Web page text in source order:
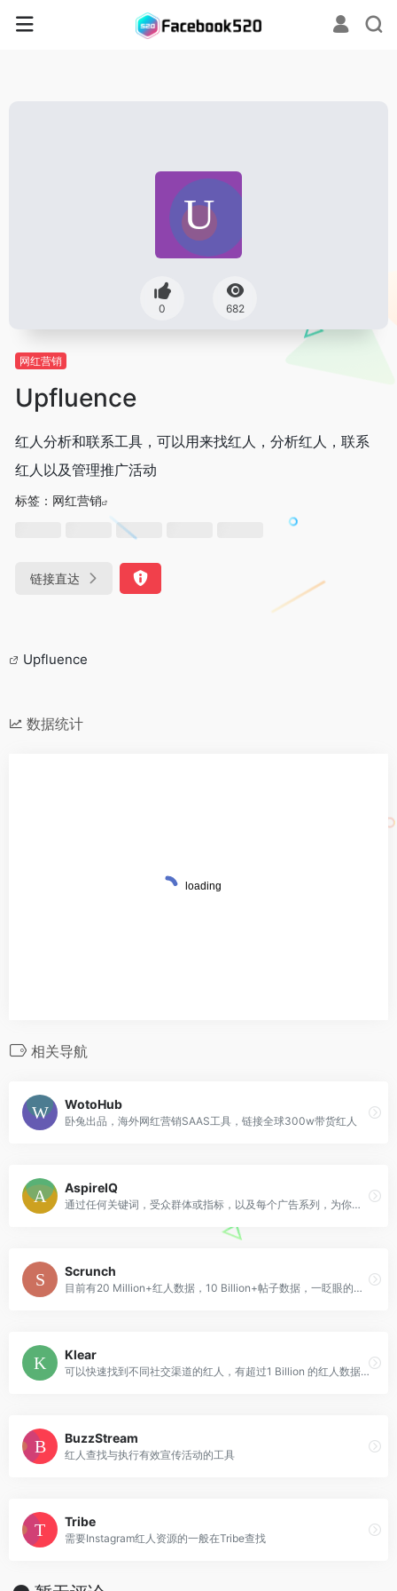
0 682
网红营销
Upfluence
红人分析和联系工具，可以用来找红人，分析红人，联系
红人以及管理推广活动
标签： 网红营销
链接直达
Upfluence
数据统计
相关导航
WotoHub
卧兔出品，海外网红营销SAAS工具，链接全球300w带货红人
AspireIQ
通过任何关键词，受众群体或指标，以及每个广告系列，为你的品牌轻松匹配完美红人
Scrunch
目前有20 Million+红人数据，10 Billion+帖子数据，一眨眼的瞬间找到你钟意的红人
Klear
可以快速找到不同社交渠道的红人，有超过1 Billion 的红人数据库
BuzzStream
红人查找与执行有效宣传活动的工具
Tribe
需要Instagram红人资源的一般在Tribe查找